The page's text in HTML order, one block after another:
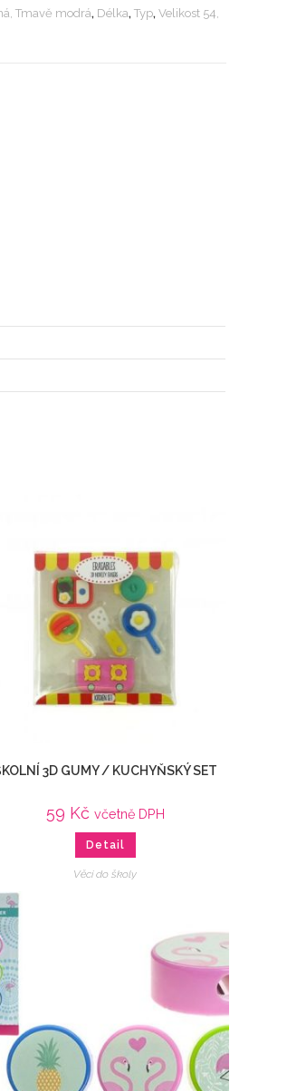
Tmavě modrá, Délka,Typ,Velikost 54,
3D GUMY / KUCHYŇSKÝ SET
59 Kč včetně DPH
Detail
Věci do školy